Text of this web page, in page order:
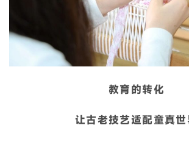
教育的转化
让古老技艺适配童真世